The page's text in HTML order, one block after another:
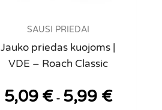
SAUSI PRIEDAI
Jauko priedas kuojoms |
VDE – Roach Classic
5,09 €- 5,99 €